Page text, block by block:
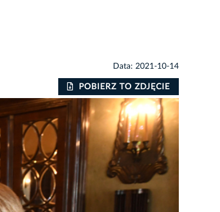
Data: 2021-10-14
POBIERZ TO ZDJĘCIE